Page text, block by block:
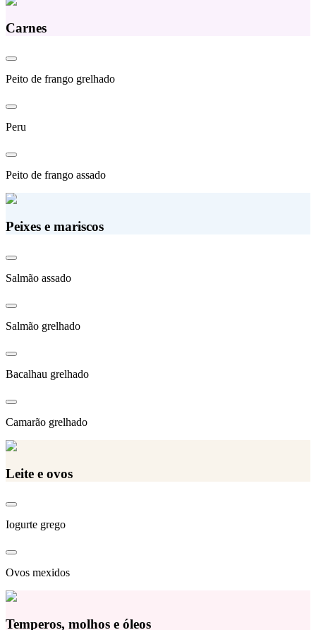
Carnes
Peito de frango grelhado
Peru
Peito de frango assado
Peixes e mariscos
Salmão assado
Salmão grelhado
Bacalhau grelhado
Camarão grelhado
Leite e ovos
Iogurte grego
Ovos mexidos
Temperos, molhos e óleos